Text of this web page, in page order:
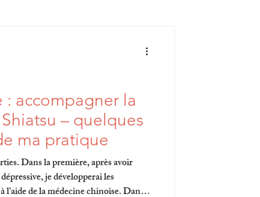
: accompagner la
– quelques
ma pratique
Dans la première, après avoir
je développerai les
l’aide de la médecine chinoise. Dans la